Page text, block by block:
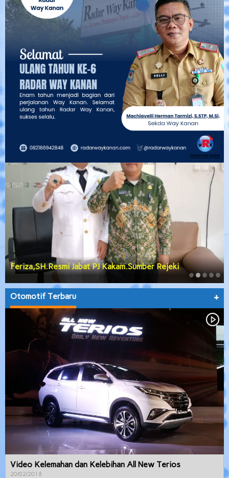
Feriza,SH.Resmi Jabat PJ Kakam.Sumber Rejeki
Otomotif Terbaru +
Video Kelemahan dan Kelebihan All New Terios
20/02/2018